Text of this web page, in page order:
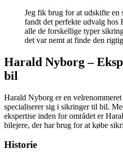
Jeg fik brug for at udskifte
fandt det perfekte udvalg
alle de forskellige typer
det var nemt at finde den
Harald Nyborg –
bil
Harald Nyborg er en
specialiserer sig i sikringer til bil.
ekspertise inden for området er
bilejere, der har brug for at købe
Historie